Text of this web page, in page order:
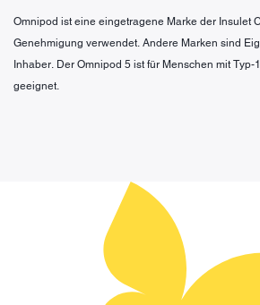
Omnipod ist eine eingetragene Marke der Insulet
Genehmigung verwendet. Andere Marken sind
Inhaber. Der Omnipod 5 ist für Menschen mit
geeignet.